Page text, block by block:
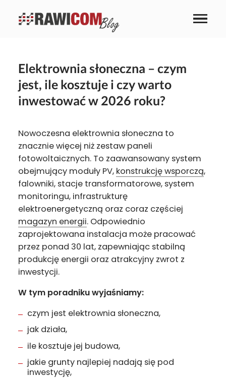
Elektrownia słoneczna – czym
jest, ile kosztuje i czy warto
inwestować w 2026 roku?
Nowoczesna elektrownia słoneczna to
znacznie więcej niż zestaw paneli
fotowoltaicznych. To zaawansowany system
obejmujący moduły PV, konstrukcję wsporczą,
falowniki, stacje transformatorowe, system
monitoringu, infrastrukturę
elektroenergetyczną oraz coraz częściej
magazyn energii. Odpowiednio
zaprojektowana instalacja może pracować
przez ponad 30 lat, zapewniając stabilną
produkcję energii oraz atrakcyjny zwrot z
inwestycji.
W tym poradniku wyjaśniamy:
czym jest elektrownia słoneczna,
jak działa,
ile kosztuje jej budowa,
jakie grunty najlepiej nadają się pod
inwestycję,